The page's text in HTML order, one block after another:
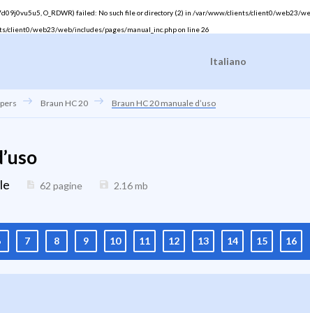
O_RDWR) failed: No such file or directory (2) in /var/www/clients/client0/web23/
client0/web23/web/includes/pages/manual_inc.phpon line26
Italiano
Braun HC 20 Braun HC 20 manuale d’uso
62 pagine 2.16mb
7 8 9 10 11 12 13 14 15 16